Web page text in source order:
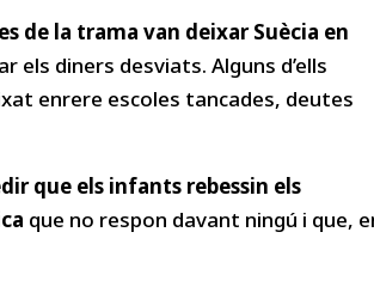
de la trama van deixar Suècia en
els diners desviats. Alguns d’ells
enrere escoles tancades, deutes
que els infants rebessin els
que no respon davant ningú i que,